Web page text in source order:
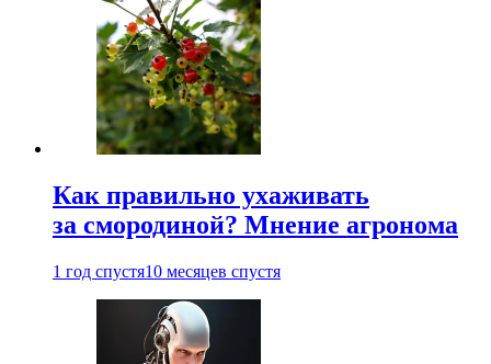
Как правильно ухаживать
за смородиной? Мнение агронома
1 год спустя10 месяцев спустя